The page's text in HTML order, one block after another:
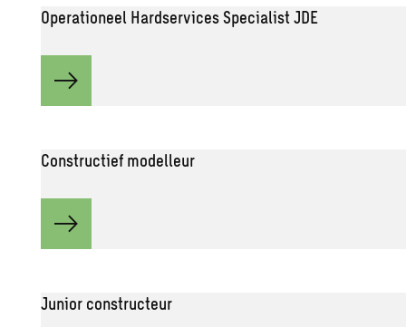
Operationeel Hardservices Specialist JDE
Constructief modelleur
Junior constructeur